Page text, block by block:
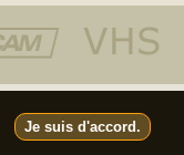
Je suis d'accord.
8883